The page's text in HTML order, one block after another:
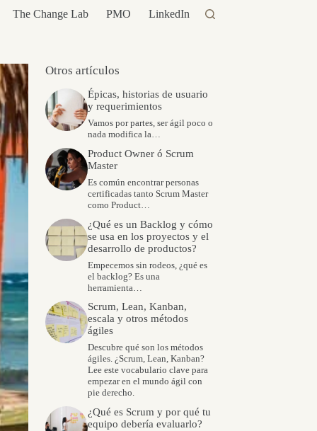
The Change Lab PMO LinkedIn
Otros artículos
Épicas, historias de usuario
y requerimientos
Vamos por partes, ser ágil poco o
nada modifica la…
Product Owner ó Scrum
Master
Es común encontrar personas
certificadas tanto Scrum Master
como Product…
¿Qué es un Backlog y cómo
se usa en los proyectos y el
desarrollo de productos?
Empecemos sin rodeos, ¿qué es
el backlog? Es una
herramienta…
Scrum, Lean, Kanban,
escala y otros métodos
ágiles
Descubre qué son los métodos
ágiles. ¿Scrum, Lean, Kanban?
Lee este vocabulario clave para
empezar en el mundo ágil con
pie derecho.
¿Qué es Scrum y por qué tu
equipo debería evaluarlo?